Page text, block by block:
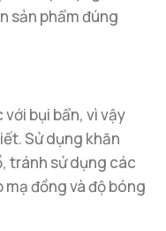
sản phẩm đúng
bụi bẩn, vì vậy
Sử dụng khăn
tránh sử dụng các
đồng và độ bóng